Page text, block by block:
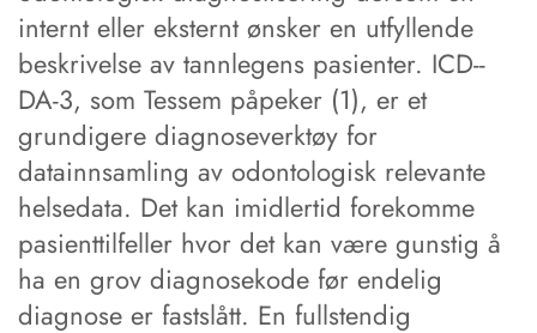
internt eller eksternt ønsker en utfyllende
beskrivelse av tannlegens pasienter. ICD--
DA-3, som Tessem påpeker (1), er et
grundigere diagnoseverktøy for
datainnsamling av odontologisk relevante
helsedata. Det kan imidlertid forekomme
pasienttilfeller hvor det kan være gunstig å
ha en grov diagnosekode før endelig
diagnose er fastslått. En fullstendig